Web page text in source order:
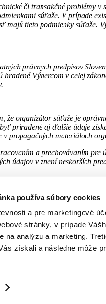
používa súbory cookies
a pre marketingové
stránky, v prípade
na analýzu a marketing.
získali a následne môže
či transakčné problémy v
súťaže. V prípade
majú tieto podmienky súťaže.
právnych predpisov
Výhercom v celej
že organizátor súťaže je
priradené aj ďalšie údaje
propagačných materiáloch
a prechovávaním
údajov v znení neskorších